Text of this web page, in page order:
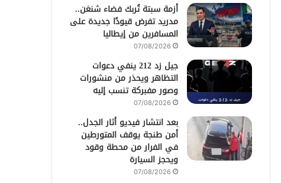
أزمة سبتة تُربك فضاء شنغن..
مدريد تفرض قيودًا جديدة على
المسافرين من إيطاليا
07/08/2026
جيل زد 212 ينفي دعوات
التظاهر ويحذر من منشورات
وصور مفبركة تنسب إليه
07/08/2026
بعد انتشار فيديو أثار الجدل..
أمن طنجة يوقف المتورطين
في الفرار من محطة وقود
ويحجز السيارة
07/08/2026